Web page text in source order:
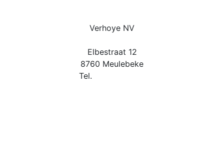
Verhoye NV
Elbestraat 12
8760 Meulebeke
Tel.